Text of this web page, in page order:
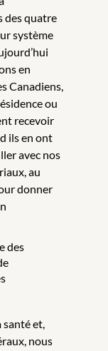
des quatre
système
en
Canadiens,
ou
recevoir
ils en ont
avec nos
au
donner
des
santé et,
nous